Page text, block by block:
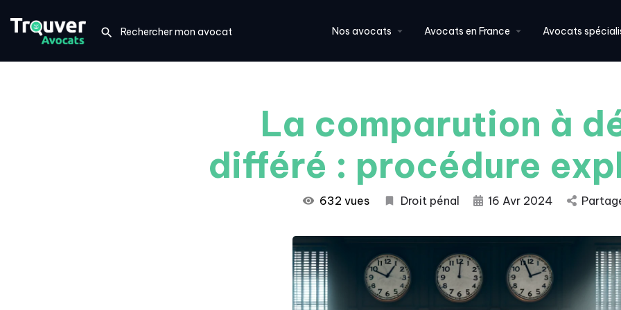
Nos avocats Avocats en France Avocats
La comparution à
différé : procédure
632 vues Droit pénal 16 Avr 2024